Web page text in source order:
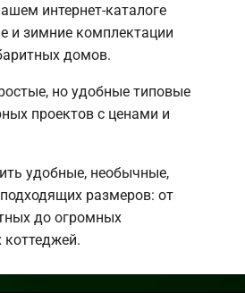
интернет-каталоге
и зимние комплектации
домов.
но удобные типовые
проектов с ценами и
удобные, необычные,
размеров: от
до огромных